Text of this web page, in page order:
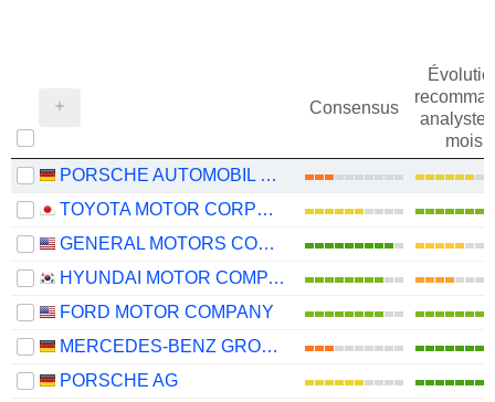
Consensus
mois
PORSCHE AUTOMOBIL HOLDING SE
TOYOTA MOTOR CORPORATION
GENERAL MOTORS COMPANY
HYUNDAI MOTOR COMPANY
FORD MOTOR COMPANY
MERCEDES-BENZ GROUP AG
PORSCHE AG